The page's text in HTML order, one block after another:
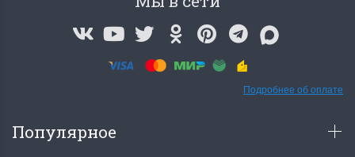
Подробнее об оплате
Популярное